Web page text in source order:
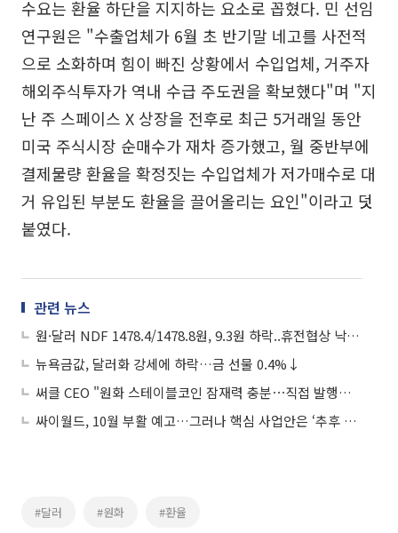
수요는 환율 하단을 지지하는 요소로 꼽혔다. 민 선임
연구원은 "수출업체가 6월 초 반기말 네고를 사전적
으로 소화하며 힘이 빠진 상황에서 수입업체, 거주자
해외주식투자가 역내 수급 주도권을 확보했다"며 "지
난 주 스페이스 X 상장을 전후로 최근 5거래일 동안
미국 주식시장 순매수가 재차 증가했고, 월 중반부에
결제물량 환율을 확정짓는 수입업체가 저가매수로 대
거 유입된 부분도 환율을 끌어올리는 요인"이라고 덧
붙였다.
관련 뉴스
원·달러 NDF 1478.4/1478.8원, 9.3원 하락..휴전협상 낙관론
뉴욕금값, 달러화 강세에 하락…금 선물 0.4%↓
써클 CEO "원화 스테이블코인 잠재력 충분⋯직접 발행은 안할 것"
싸이월드, 10월 부활 예고…그러나 핵심 사업안은 ‘추후 공개’
#달러 #원화 #환율